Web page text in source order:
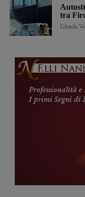
tra
Glenda